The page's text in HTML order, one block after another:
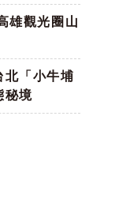
雄觀光圈山
北「小牛埔
秘境